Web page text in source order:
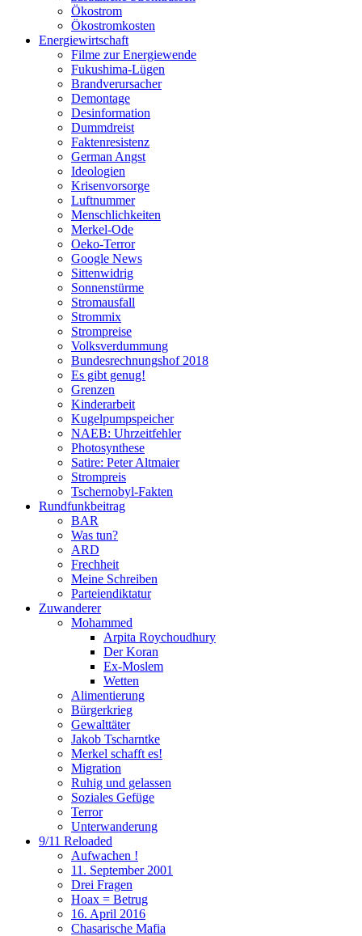
Ökostrom
Ökostromkosten
Energiewirtschaft
Filme zur Energiewende
Fukushima-Lügen
Brandverursacher
Demontage
Desinformation
Dummdreist
Faktenresistenz
German Angst
Ideologien
Krisenvorsorge
Luftnummer
Menschlichkeiten
Merkel-Ode
Oeko-Terror
Google News
Sittenwidrig
Sonnenstürme
Stromausfall
Strommix
Strompreise
Volksverdummung
Bundesrechnungshof 2018
Es gibt genug!
Grenzen
Kinderarbeit
Kugelpumpspeicher
NAEB: Uhrzeitfehler
Photosynthese
Satire: Peter Altmaier
Strompreis
Tschernobyl-Fakten
Rundfunkbeitrag
BAR
Was tun?
ARD
Frechheit
Meine Schreiben
Parteiendiktatur
Zuwanderer
Mohammed
Arpita Roychoudhury
Der Koran
Ex-Moslem
Wetten
Alimentierung
Bürgerkrieg
Gewalttäter
Jakob Tscharntke
Merkel schafft es!
Migration
Ruhig und gelassen
Soziales Gefüge
Terror
Unterwanderung
9/11 Reloaded
Aufwachen !
11. September 2001
Drei Fragen
Hoax = Betrug
16. April 2016
Chasarische Mafia